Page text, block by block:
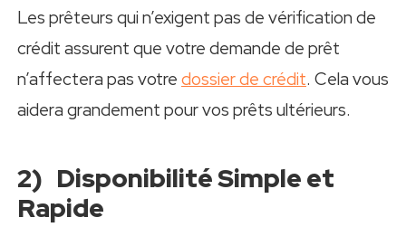
Les prêteurs qui n’exigent pas de vérification de
crédit assurent que votre demande de prêt
n’affectera pas votre dossier de crédit. Cela vous
aidera grandement pour vos prêts ultérieurs.
2) Disponibilité Simple et
Rapide